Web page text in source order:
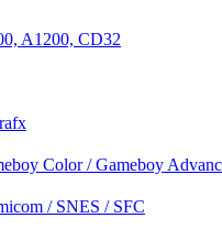
A1200, CD32
Color / Gameboy
/ SNES / SFC